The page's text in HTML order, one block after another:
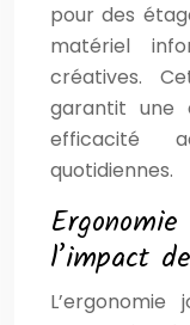
pour des
matériel
créatives.
garantit une
efficacité
quotidiennes.
l’impact